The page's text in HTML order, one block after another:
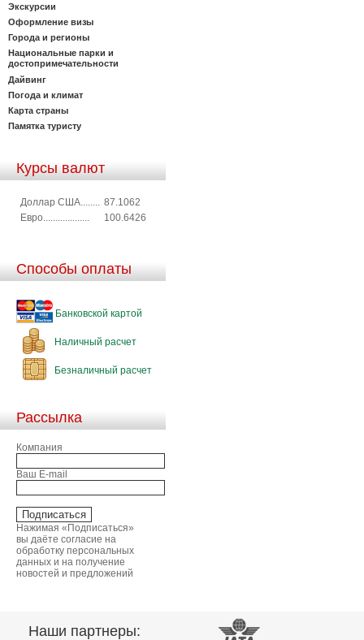
Экскурсии
Оформление визы
Города и регионы
Национальные парки и
достопримечательности
Дайвинг
Погода и климат
Карта страны
Памятка туристу
Курсы валют
Доллар США........ 87.1062
Евро...................
100.6426
Способы оплаты
Банковской картой
Наличный расчет
Безналичный расчет
Рассылка
Компания
Ваш E-mail
Нажимая «Подписаться»
вы даёте согласие на
обработку персональных
данных и на получение
новостей и предложений
Наши партнеры: